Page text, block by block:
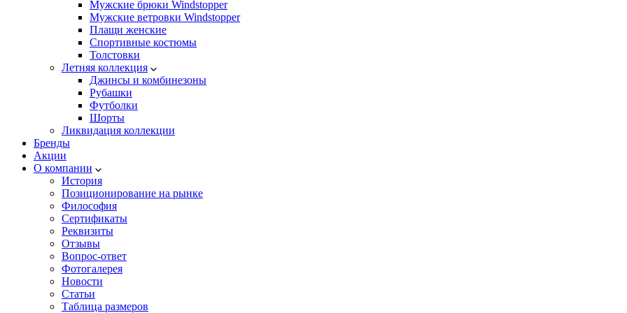
Мужские брюки Windstopper
Мужские ветровки Windstopper
Плащи женские
Спортивные костюмы
Толстовки
Летняя коллекция
Джинсы и комбинезоны
Рубашки
Футболки
Шорты
Ликвидация коллекции
Бренды
Акции
О компании
История
Позиционирование на рынке
Философия
Сертификаты
Реквизиты
Отзывы
Вопрос-ответ
Фотогалерея
Новости
Статьи
Таблица размеров